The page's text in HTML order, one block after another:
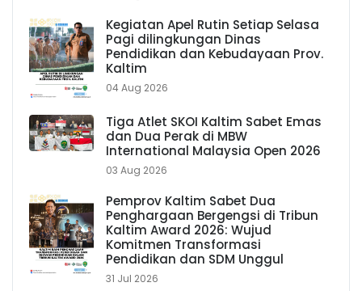
Kegiatan Apel Rutin Setiap Selasa
Pagi dilingkungan Dinas
Pendidikan dan Kebudayaan Prov.
Kaltim
04 Aug 2026
Tiga Atlet SKOI Kaltim Sabet Emas
dan Dua Perak di MBW
International Malaysia Open 2026
03 Aug 2026
Pemprov Kaltim Sabet Dua
Penghargaan Bergengsi di Tribun
Kaltim Award 2026: Wujud
Komitmen Transformasi
Pendidikan dan SDM Unggul
31 Jul 2026